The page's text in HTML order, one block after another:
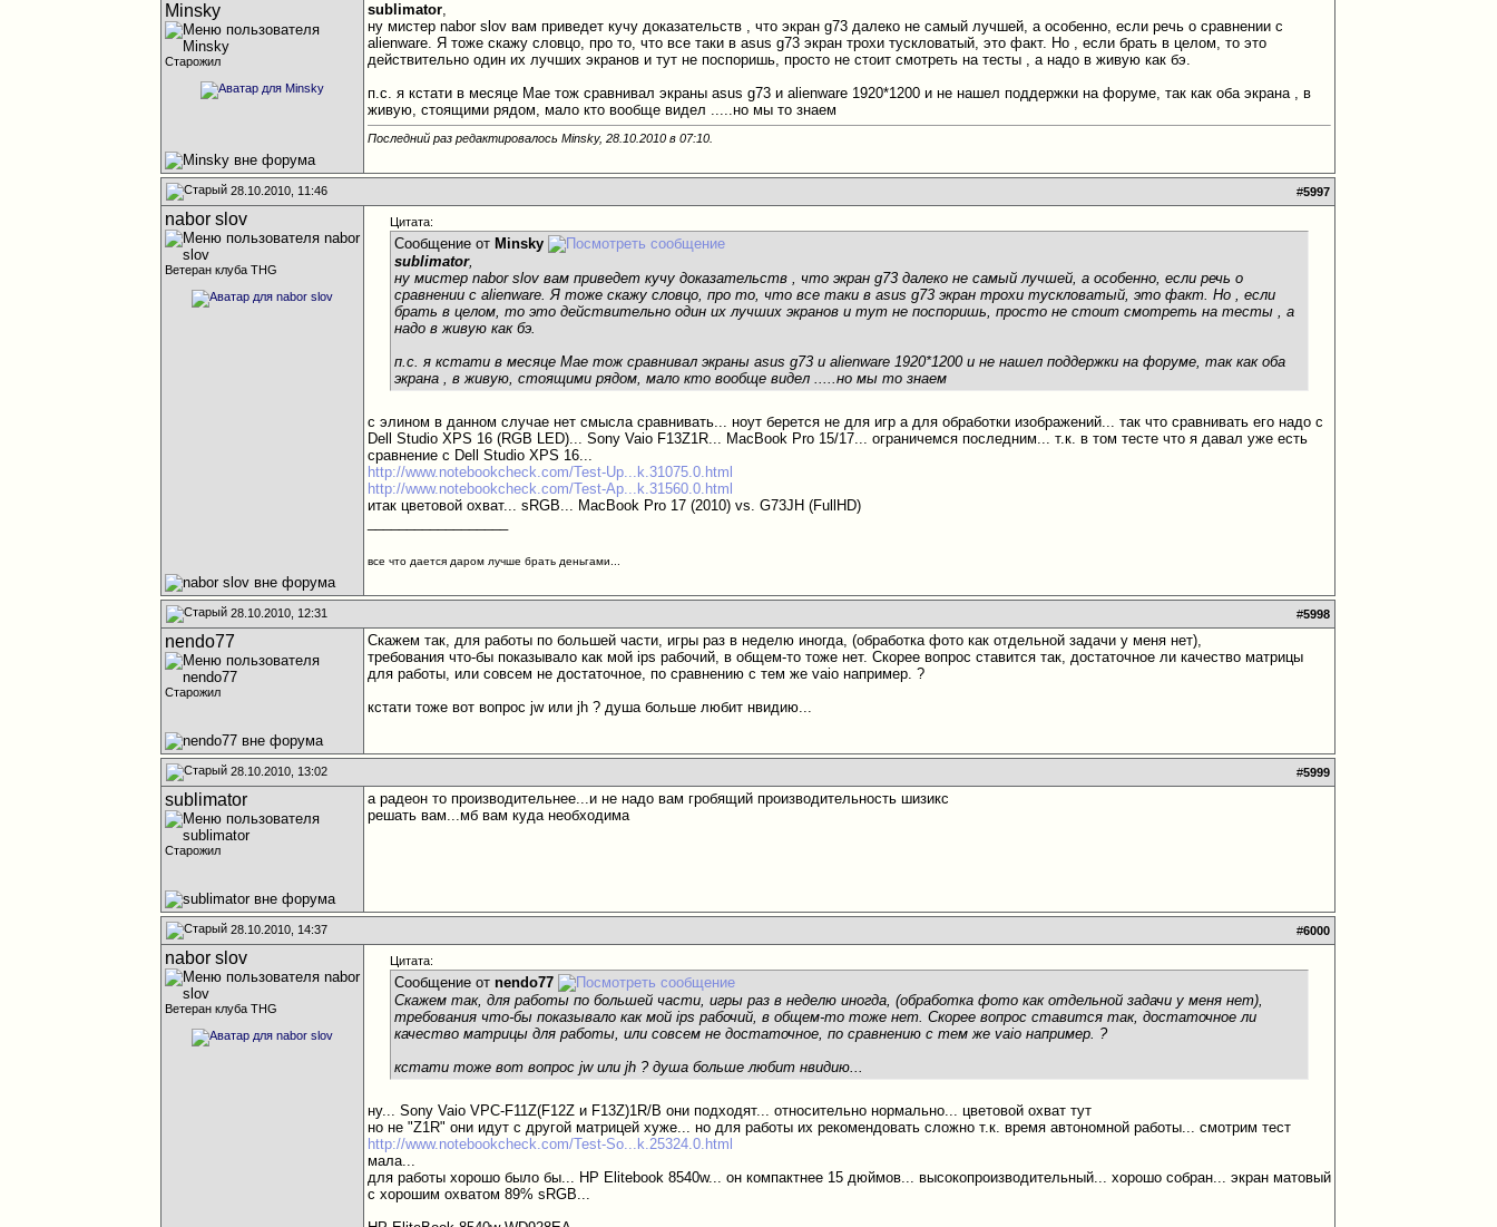
Minsky
Старожил
sublimator,
ну мистер nabor slov вам приведет кучу доказательств , что экран g73 далеко не самый лучшей, а особенно, если речь о сравнении с
alienware. Я тоже скажу словцо, про то, что все таки в asus g73 экран трохи тускловатый, это факт. Но , если брать в целом, то это
действительно один их лучших экранов и тут не поспоришь, просто не стоит смотреть на тесты , а надо в живую как бэ.
п.с. я кстати в месяце Мае тож сравнивал экраны asus g73 и alienware 1920*1200 и не нашел поддержки на форуме, так как оба экрана , в
живую, стоящими рядом, мало кто вообще видел .....но мы то знаем
Последний раз редактировалось Minsky, 28.10.2010 в07:10
28.10.2010, 11:46 #5997
nabor slov
Ветеран клуба THG
Цитата:
Сообщение от Minsky
sublimator,
ну мистер nabor slov вам приведет кучу доказательств , что экран g73 далеко не самый лучшей, а особенно, если речь о
сравнении с alienware. Я тоже скажу словцо, про то, что все таки в asus g73 экран трохи тускловатый, это факт. Но , если
брать в целом, то это действительно один их лучших экранов и тут не поспоришь, просто не стоит смотреть на тесты , а
надо в живую как бэ.
п.с. я кстати в месяце Мае тож сравнивал экраны asus g73 и alienware 1920*1200 и не нашел поддержки на форуме, так как оба
экрана , в живую, стоящими рядом, мало кто вообще видел .....но мы то знаем
с элином в данном случае нет смысла сравнивать... ноут берется не для игр а для обработки изображений... так что сравнивать его надо с
Dell Studio XPS 16 (RGB LED)... Sony Vaio F13Z1R... MacBook Pro 15/17... ограничемся последним... т.к. в том тесте что я давал уже есть
сравнение с Dell Studio XPS 16...
http://www.notebookcheck.com/Test-Up...k.31075.0.html
http://www.notebookcheck.com/Test-Ap...k.31560.0.html
итак цветовой охват... sRGB... MacBook Pro 17 (2010) vs. G73JH (FullHD)
все что дается даром лучше брать деньгами...
28.10.2010, 12:31 #5998
nendo77
Старожил
Скажем так, для работы по большей части, игры раз в неделю иногда, (обработка фото как отдельной задачи у меня нет),
требования что-бы показывало как мой ips рабочий, в общем-то тоже нет. Скорее вопрос ставится так, достаточное ли качество матрицы
для работы, или совсем не достаточное, по сравнению с тем же vaio например. ?
кстати тоже вот вопрос jw или jh ? душа больше любит нвидию...
28.10.2010, 13:02 #5999
sublimator
Старожил
а радеон то производительнее...и не надо вам гробящий производительность шизикс
решать вам...мб вам куда необходима
28.10.2010, 14:37 #6000
nabor slov
Ветеран клуба THG
Цитата:
Сообщение отnendo77
Скажем так, для работы по большей части, игры раз в неделю иногда, (обработка фото как отдельной задачи у меня нет),
требования что-бы показывало как мой ips рабочий, в общем-то тоже нет. Скорее вопрос ставится так, достаточное ли
качество матрицы для работы, или совсем не достаточное, по сравнению с тем же vaio например. ?
кстати тоже вот вопрос jw или jh ? душа больше любит нвидию...
ну... Sony Vaio VPC-F11Z(F12Z и F13Z)1R/B они подходят... относительно нормально... цветовой охват тут
но не "Z1R" они идут с другой матрицей хуже... но для работы их рекомендовать сложно т.к. время автономной работы... смотрим тест
http://www.notebookcheck.com/Test-So...k.25324.0.html
мала...
для работы хорошо было бы... HP Elitebook 8540w... он компактнее 15 дюймов... высокопроизводительный... хорошо собран... экран матовый
с хорошим охватом 89% sRGB...